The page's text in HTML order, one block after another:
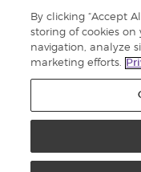
Служба поддержки
© Young Living
By clicking “Accept
storing of cookies on
navigation, analyze
marketing efforts.